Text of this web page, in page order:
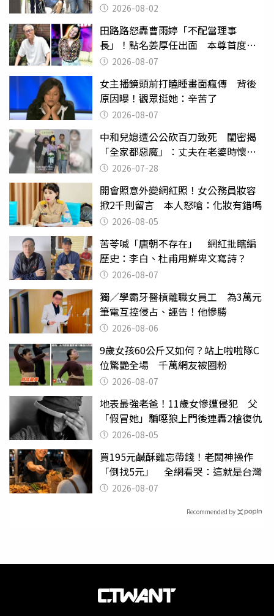
2026-08-02
田路路怒轟曹雨婷「不配當理事
長」！點名姜厚任出面 本尊首度回
應了2026-08-07
女主播鏡頭前打瞌睡畫面瘋傳 背後
原因曝！觀眾挺她：辛苦了
2026-08-07
中和兒媳遭公公砍百刀致死 閨密揭
「全家都惡魔」：丈夫在老婆時懷孕
摔東西
2026-07-28
開會照意外變網紅照！女公務員妝容
掀2千則留言 本人怒嗆：化妝有錯嗎
2026-08-05
苦苓喊「唐朝不存在」 網紅批瞎編
歷史：李白、杜甫用鮮卑文寫詩？
2026-08-07
獨／學霸牙醫槓離職女員工 為3萬元
筆電互控侵占、誣告！他慘勝
2026-08-06
9歲女孩60公斤又如何？站上啦啦隊C
位驚艷全場 千萬網友被圈粉
2026-08-07
地表最強老爸！11歲女慘遭侵犯 父
「假冒她」騙噁狼上門後連轟2槍復仇
2026-08-05
買195元鹹酥雞忘帶錢！老闆神操作
「倒找5元」 全網看哭：這就是台灣
2026-08-07
Recommended by